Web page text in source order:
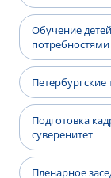
Обучение
потребностями
Подготовка
суверенитет
Пленарное